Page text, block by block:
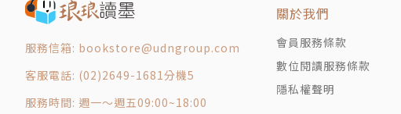
服務信箱: bookstore@udngroup.com
客服電話: (02)2649-1681分機5
服務時間: 週一～週五09:00~18:00
關於我們
會員服務條款
數位閱讀服務條款
隱私權聲明